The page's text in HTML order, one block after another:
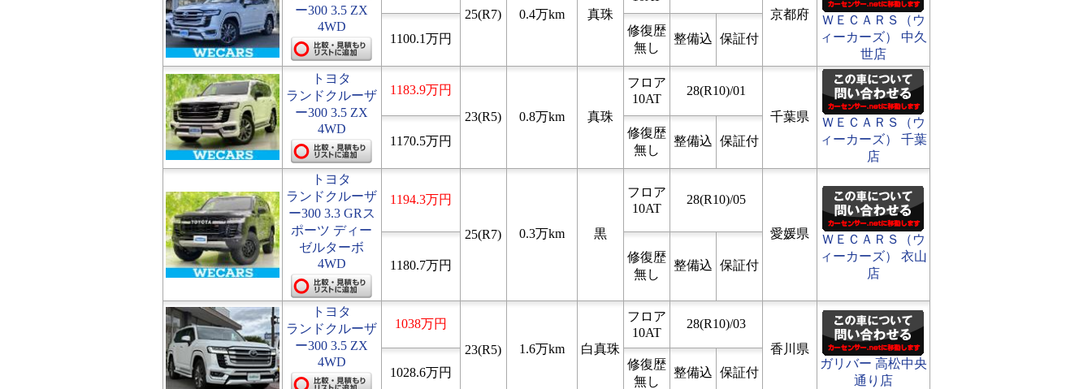
ー300 3.5 ZX
4WD
25(R7)
0.4万km 真珠
京都府
ＷＥＣＡＲＳ（ウ
ィーカーズ） 中久
世店
1100.1万円
修復歴
無し
整備込 保証付
トヨタ
ランドクルーザ
ー300 3.5 ZX
4WD
1183.9万円
23(R5)
0.8万km 真珠
フロア
10AT
28(R10)/01
千葉県
ＷＥＣＡＲＳ（ウ
ィーカーズ） 千葉
店
1170.5万円
修復歴
無し
整備込 保証付
トヨタ
ランドクルーザ
ー300 3.3 GRス
ポーツ ディー
ゼルターボ
4WD
1194.3万円
25(R7) 0.3万km 黒
フロア
10AT
28(R10)/05
愛媛県
ＷＥＣＡＲＳ（ウ
ィーカーズ） 衣山
店
1180.7万円
修復歴
無し
整備込 保証付
トヨタ
ランドクルーザ
ー300 3.5 ZX
4WD
1038万円
23(R5)
1.6万km 白真珠
フロア
10AT
28(R10)/03
香川県
ガリバー 高松中央
通り店
1028.6万円
修復歴
無し
整備込 保証付